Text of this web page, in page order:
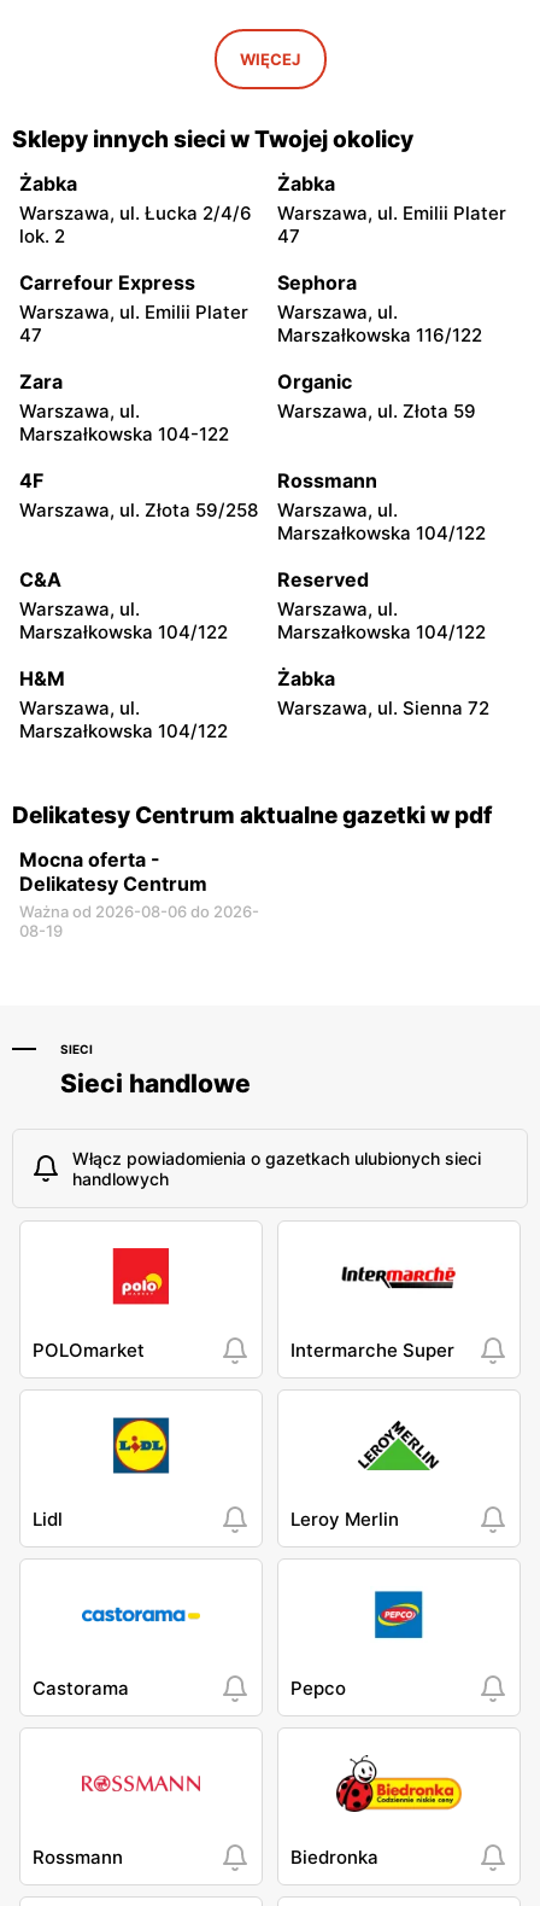
Delikatesy Centrum
Warszawa, ul. Franciszka
Kawy 44
Delikatesy Centrum
Warszawa, ul. Kłobucka 8b
Delikatesy Centrum
Warszawa, ul. Béli Bartóka
8
Delikatesy Centrum
Warszawy 40a
Delikatesy Centrum
Delikatesy Centrum Delikatesy Centrum
Gór 57
Delikatesy Centrum
114
Delikatesy Centrum
lok.2
Delikatesy Centrum
Pileckiego 2
Delikatesy Centrum
11
Delikatesy Centrum
27
Delikatesy Centrum
Partyzantów 10
Delikatesy Centrum Delikatesy Centrum
WIĘCEJ
Sklepy innych sieci w Twojej okolicy
Żabka
Warszawa, ul. Łucka 2/4/6
lok. 2
Żabka
Warszawa, ul. Emilii Plater
47
Carrefour Express
Warszawa, ul. Emilii Plater
47
Sephora
Warszawa, ul.
Marszałkowska 116/122
Zara
Warszawa, ul.
Marszałkowska 104-122
Organic
Warszawa, ul. Złota 59
4F
Warszawa, ul. Złota 59/258
Rossmann
Warszawa, ul.
Marszałkowska 104/122
C&A
Warszawa, ul.
Marszałkowska 104/122
Reserved
Warszawa, ul.
Marszałkowska 104/122
H&M
Warszawa, ul.
Marszałkowska 104/122
Żabka
Warszawa, ul. Sienna 72
Delikatesy Centrum aktualne gazetki w pdf
Mocna oferta -
Delikatesy Centrum
Ważna od 2026-08-06 do 2026-
08-19
SIECI
Sieci handlowe
Włącz powiadomienia o gazetkach ulubionych sieci
handlowych
POLOmarket Intermarche Super
Lidl Leroy Merlin
Castorama Pepco
Rossmann Biedronka